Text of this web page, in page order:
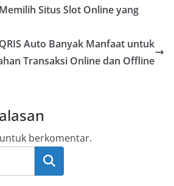
Situs Slot Online yang
Auto Banyak Manfaat untuk
Transaksi Online dan Offline
untuk berkomentar.
Cari